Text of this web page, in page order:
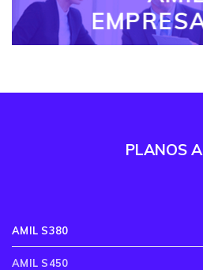
PLANOS
AMIL S380
AMIL S450